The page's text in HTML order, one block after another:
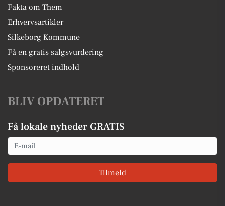
Fakta om Them
Erhvervsartikler
Silkeborg Kommune
Få en gratis salgsvurdering
Sponsoreret indhold
BLIV OPDATERET
Få lokale nyheder GRATIS
Email
Tilmeld